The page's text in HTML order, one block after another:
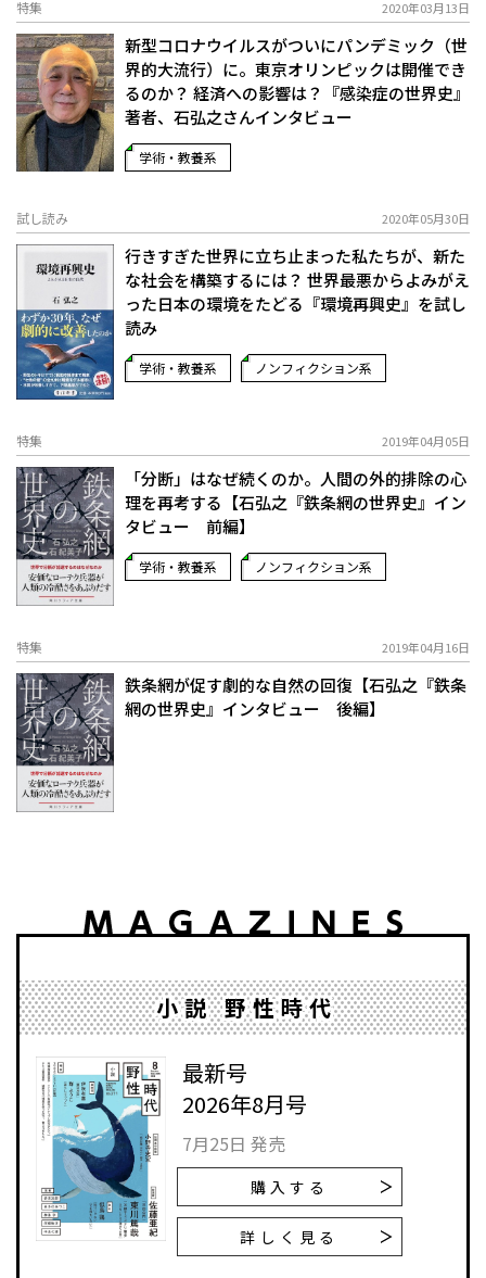
特集 2020年03月13日
新型コロナウイルスがついにパンデミック（世
界的大流行）に。東京オリンピックは開催でき
るのか？ 経済への影響は？『感染症の世界史』
著者、石弘之さんインタビュー
学術・教養系
試し読み 2020年05月30日
行きすぎた世界に立ち止まった私たちが、新た
な社会を構築するには？ 世界最悪からよみがえ
った日本の環境をたどる『環境再興史』を試し
読み
学術・教養系 ノンフィクション系
特集 2019年04月05日
「分断」はなぜ続くのか。人間の外的排除の心
理を再考する【石弘之『鉄条網の世界史』イン
タビュー 前編】
学術・教養系 ノンフィクション系
特集 2019年04月16日
鉄条網が促す劇的な自然の回復【石弘之『鉄条
網の世界史』インタビュー 後編】
小説 野性時代
最新号
2026年8月号
7月25日 発売
購入する
詳しく見る